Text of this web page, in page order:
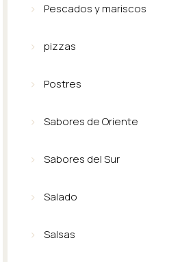
Pescados y mariscos
pizzas
Postres
Sabores de Oriente
Sabores del Sur
Salado
Salsas